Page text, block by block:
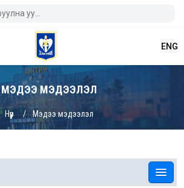
ENG
МЭДЭЭ МЭДЭЭЛЭЛ
Нүүр Мэдээ мэдээлэл